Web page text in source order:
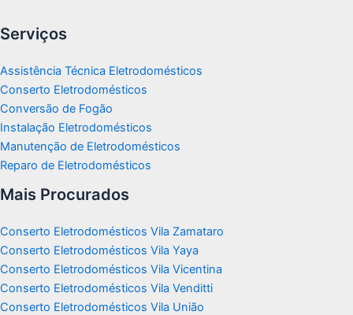
Serviços
Assistência Técnica Eletrodomésticos
Conserto Eletrodomésticos
Conversão de Fogão
Instalação Eletrodomésticos
Manutenção de Eletrodomésticos
Reparo de Eletrodomésticos
Mais Procurados
Conserto Eletrodomésticos Vila Zamataro
Conserto Eletrodomésticos Vila Yaya
Conserto Eletrodomésticos Vila Vicentina
Conserto Eletrodomésticos Vila Venditti
Conserto Eletrodomésticos Vila União